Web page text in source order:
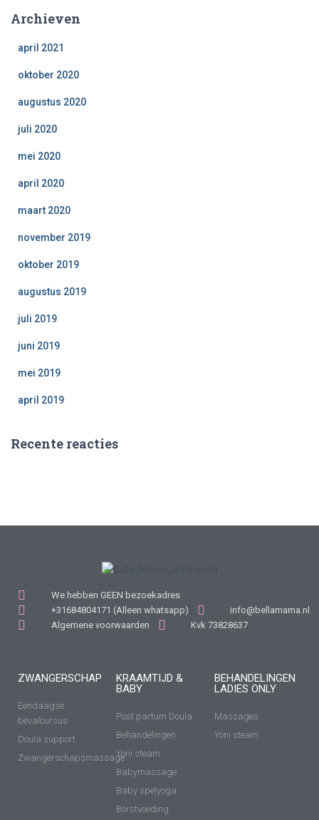
Archieven
april 2021
oktober 2020
augustus 2020
juli 2020
mei 2020
april 2020
maart 2020
november 2019
oktober 2019
augustus 2019
juli 2019
juni 2019
mei 2019
april 2019
Recente reacties
We hebben GEEN bezoekadres
+31684804171 (Alleen whatsapp)
info@bellamama.nl
Algemene voorwaarden
Kvk 73828637
ZWANGERSCHAP
Eendaagse
bevalcursus
Doula support
Zwangerschapsmassage
KRAAMTIJD &
BABY
Post partum Doula
Behandelingen
Yoni steam
Babymassage
Baby spelyoga
Borstvoeding
BEHANDELINGEN
LADIES ONLY
Massages
Yoni steam